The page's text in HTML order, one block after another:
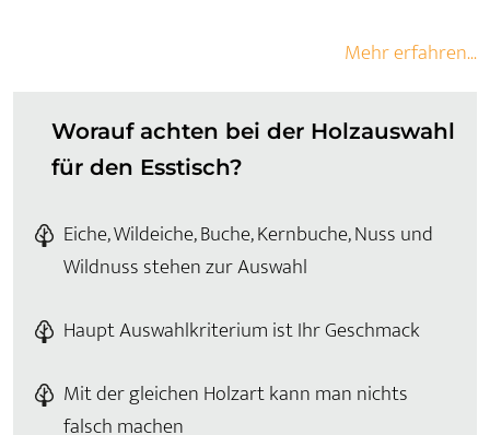
Mehr erfahren...
Worauf achten bei der Holzauswahl
für den Esstisch?
Eiche, Wildeiche, Buche, Kernbuche, Nuss und
Wildnuss stehen zur Auswahl
Haupt Auswahlkriterium ist Ihr Geschmack
Mit der gleichen Holzart kann man nichts
falsch machen